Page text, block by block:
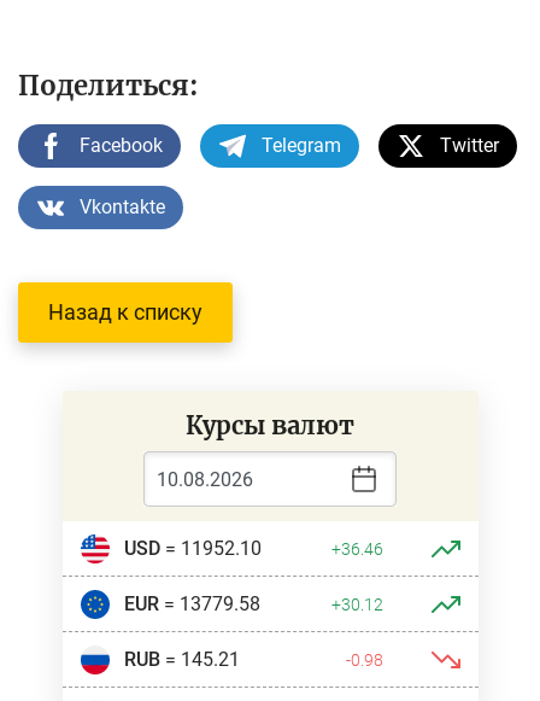
Поделиться:
Facebook Telegram Twitter
Vkontakte
Назад к списку
Курсы валют
USD= 11952.10 +36.46
EUR= 13779.58 +30.12
RUB= 145.21 -0.98